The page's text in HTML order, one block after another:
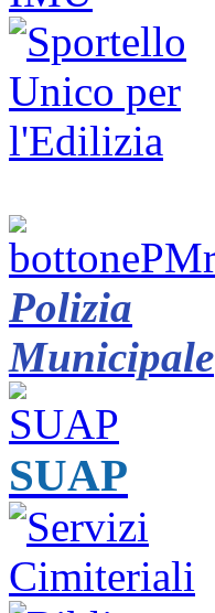
Polizia
Municipale
SUAP